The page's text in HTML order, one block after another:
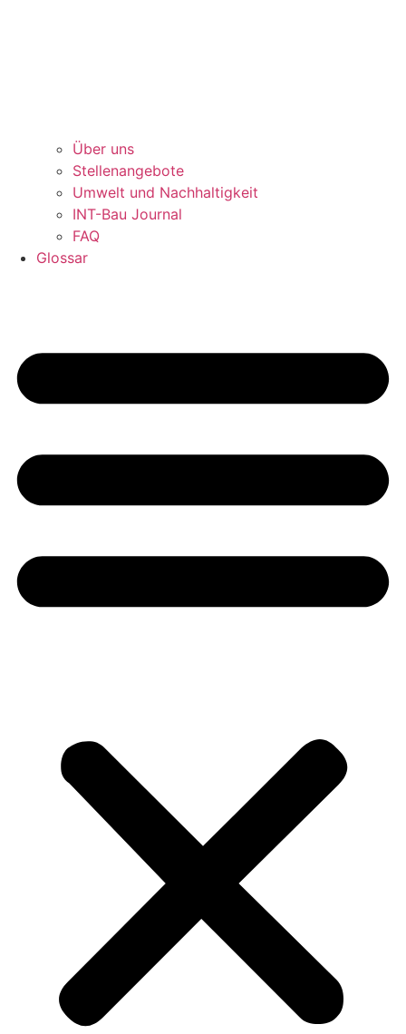
Über uns
Stellenangebote
Umwelt und Nachhaltigkeit
INT-Bau Journal
FAQ
Glossar